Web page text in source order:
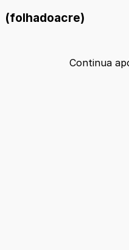
(folhadoacre)
Continua